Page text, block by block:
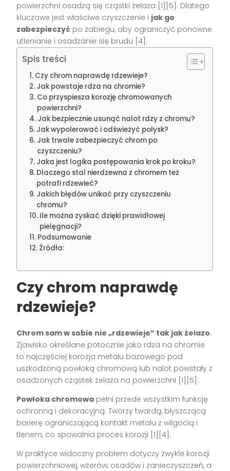
powierzchni osadzą się cząstki żelaza [1][5]. Dlatego
kluczowe jest właściwe czyszczenie i jak go
zabezpieczyć po zabiegu, aby ograniczyć ponowne
utlenianie i osadzanie się brudu [4].
Spis treści
Czy chrom naprawdę rdzewieje?
Jak powstaje rdza na chromie?
Co przyspiesza korozję chromowanych
powierzchni?
Jak bezpiecznie usunąć nalot rdzy z chromu?
Jak wypolerować i odświeżyć połysk?
Jak trwale zabezpieczyć chrom po
czyszczeniu?
Jaka jest logika postępowania krok po kroku?
Dlaczego stal nierdzewna z chromem też
potrafi rdzewieć?
Jakich błędów unikać przy czyszczeniu
chromu?
Ile można zyskać dzięki prawidłowej
pielęgnacji?
Podsumowanie
Źródła:
Czy chrom naprawdę
rdzewieje?
Chrom sam w sobie nie „rdzewieje” tak jak żelazo.
Zjawisko określane potocznie jako rdza na chromie
to najczęściej korozja metalu bazowego pod
uszkodzoną powłoką chromową lub nalot powstały z
osadzonych cząstek żelaza na powierzchni [1][5].
Powłoka chromowa pełni przede wszystkim funkcję
ochronną i dekoracyjną. Tworzy twardą, błyszczącą
barierę ograniczającą kontakt metalu z wilgocią i
tlenem, co spowalnia proces korozji [1][4].
W praktyce widoczny problem dotyczy zwykle korozji
powierzchniowej, wżerów, osadów i zanieczyszczeń, a